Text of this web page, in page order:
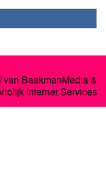
van BaakmanMedia&
Internet Services